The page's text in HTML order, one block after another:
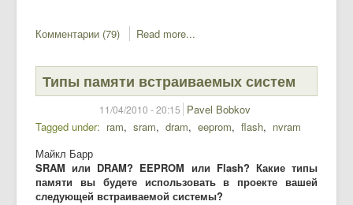
Комментарии (79) Read more...
Типы памяти встраиваемых систем
11/04/2010 - 20:15 Pavel Bobkov
Tagged under
ram sram dram eeprom flash
nvram
Майкл Барр
SRAM или DRAM? EEPROM или Flash? Какие типы
памяти вы будете использовать в проекте вашей
следующей встраиваемой системы?